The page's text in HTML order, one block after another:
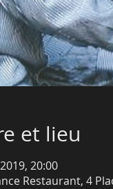
et lieu
20:00
Restaurant, 4